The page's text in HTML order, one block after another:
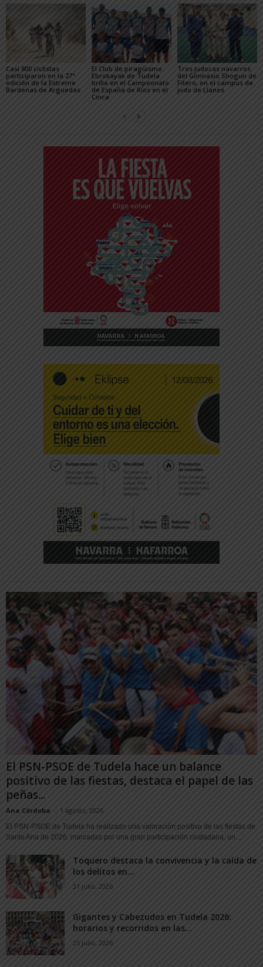
Casi 800 ciclistas
participaron en la 27ª
edición de la Extreme
Bardenas de Arguedas
El Club de piragüismo
Ebrokayak de Tudela
brilla en el Campeonato
de España de Ríos en el
Cinca
Tres judocas navarros
del Gimnasio Shogun de
Fitero, en el campus de
judo de Llanes
El PSN-PSOE de Tudela hace un balance
positivo de las fiestas, destaca el papel de las
peñas...
Ana Córdoba - 1 agosto, 2026
El PSN-PSOE de Tudela ha realizado una valoración positiva de las fiestas de
Santa Ana de 2026, marcadas por una gran participación ciudadana, un...
Toquero destaca la convivencia y la caída de
los delitos en...
31 julio, 2026
Gigantes y Cabezudos en Tudela 2026:
horarios y recorridos en las...
25 julio, 2026